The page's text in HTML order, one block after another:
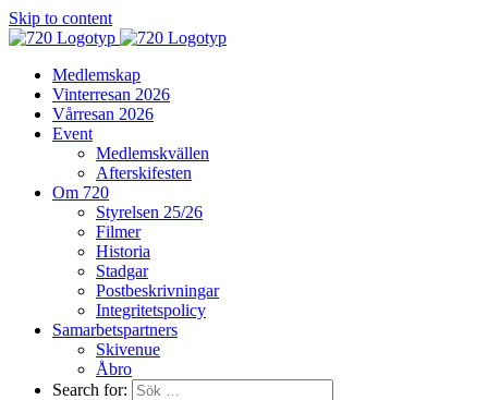
Skip to content
Medlemskap
Vinterresan 2026
Vårresan 2026
Event
Medlemskvällen
Afterskifesten
Om 720
Styrelsen 25/26
Filmer
Historia
Stadgar
Postbeskrivningar
Integritetspolicy
Samarbetspartners
Skivenue
Åbro
Search for: